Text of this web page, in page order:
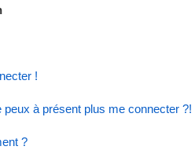
!
à présent plus me connecter ?!
?